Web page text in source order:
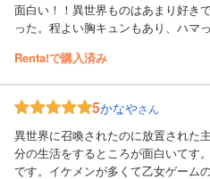
面白い！！異世界ものはあまり好き
った。程よい胸キュンもあり、ハマ
Renta!で購入済み
5かなやさん
異世界に召喚されたのに放置された
分の生活をするところが面白いてす
です。イケメンが多くて乙女ゲーム